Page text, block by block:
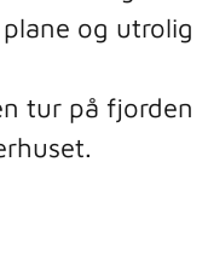
og utrolig
tur på fjorden